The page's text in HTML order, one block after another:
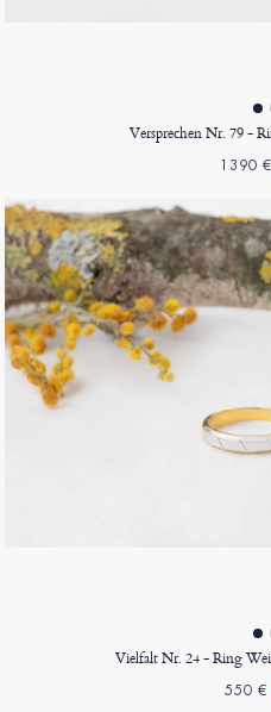
Versprechen Nr. 79 -
1390 €
Vielfalt Nr. 24 - Ring
550 €